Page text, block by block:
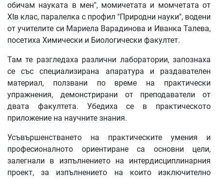
обичам науката в мен", момичетата и момчетата от
XIв клас, паралелка с профил "Природни науки", водени
от учителите си Мариела Варадинова и Иванка Талева,
посетиха Химически и Биологически факултет.
Там те разгледаха различни лаборатории, запознаха
се със специализирана апаратура и раздавателен
материал, ползвани по време на практически
упражнения, демонстрирани от преподаватели от
двата факултета. Убедиха се в практическото
приложение на научните знания.
Усъвършенстването на практическите умения и
професионалното ориентиране са основни цели,
залегнали в изпълнението на интердисциплинарния
проект, за изпълнението на които изключително